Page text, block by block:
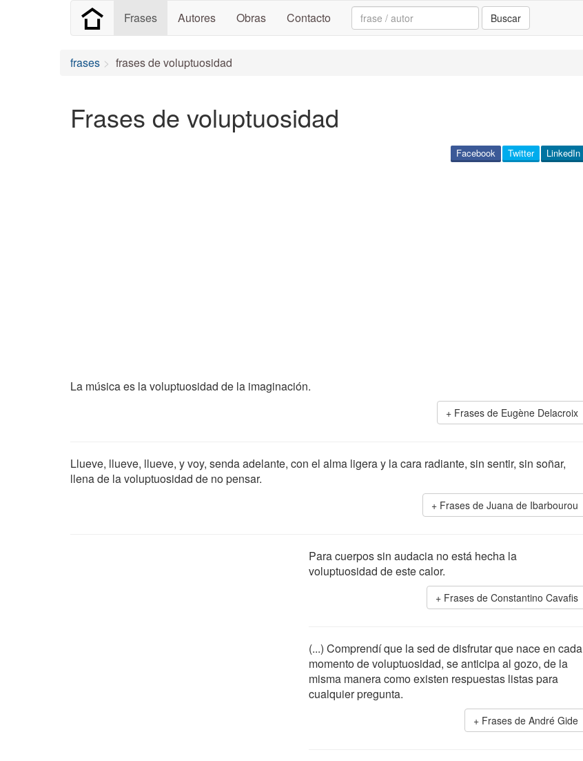
Frases Autores Obras Contacto Search: Buscar
frases frases de voluptuosidad
Frases de voluptuosidad
LinkedIn
Twitter
Facebook
La música es la voluptuosidad de la imaginación.
Frases de Eugène Delacroix
Llueve, llueve, llueve, y voy, senda adelante, con el alma ligera y la cara radiante, sin sentir, sin soñar,
llena de la voluptuosidad de no pensar.
Frases de Juana de Ibarbourou
Para cuerpos sin audacia no está hecha la
voluptuosidad de este calor.
Frases de Constantino Cavafis
(...) Comprendí que la sed de disfrutar que nace en cada
momento de voluptuosidad, se anticipa al gozo, de la
misma manera como existen respuestas listas para
cualquier pregunta.
Frases de André Gide